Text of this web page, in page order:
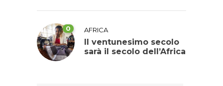
0 AFRICA
Il ventunesimo secolo
sarà il secolo dell’Africa